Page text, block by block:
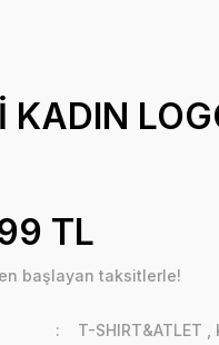
KADIN
TL
başlayan taksitlerle!
T-SHIRT&ATLET